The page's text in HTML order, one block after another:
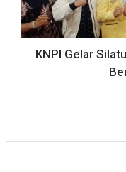
KNPI Gelar